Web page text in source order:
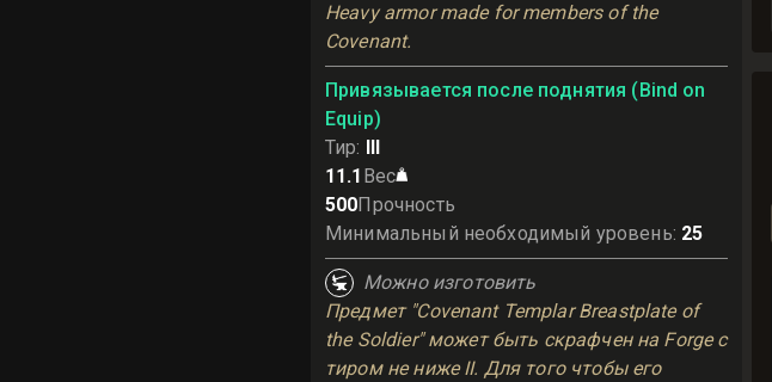
Heavy armor made for members of the
Covenant.
Привязывается после поднятия (Bind on
Equip)
Тир: III
11.1 Вес
500Прочность
Минимальный необходимый уровень: 25
Можно изготовить
Предмет "Covenant Templar Breastplate of
the Soldier" может быть скрафчен на Forge с
тиром не ниже II. Для того чтобы его